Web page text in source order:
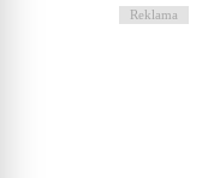
Reklama